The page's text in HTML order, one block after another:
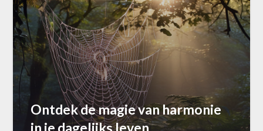
Ontdek de magie van harmonie
in je dagelijks leven